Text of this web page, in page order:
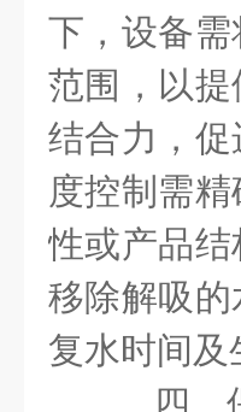
下，设备
范围，以
结合力，
度控制需
性或产品
移除解吸
复水时间
四、